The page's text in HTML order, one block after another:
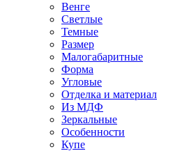
Венге
Светлые
Темные
Размер
Малогабаритные
Форма
Угловые
Отделка и материал
Из МДФ
Зеркальные
Особенности
Купе